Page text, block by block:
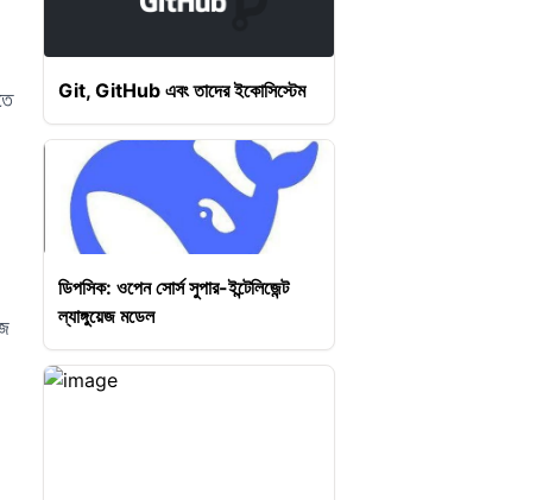
Git, GitHub এবং তাদের ইকোসিস্টেম
ডিপসিক: ওপেন সোর্স সুপার-ইন্টেলিজেন্ট
ল্যাঙ্গুয়েজ মডেল